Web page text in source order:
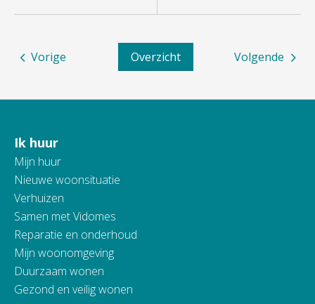
Volgende
Overzicht
Vorige
Contactinformatie
Ik huur
Mijn huur
Nieuwe woonsituatie
Verhuizen
Samen met Vidomes
Reparatie en onderhoud
Mijn woonomgeving
Duurzaam wonen
Gezond en veilig wonen